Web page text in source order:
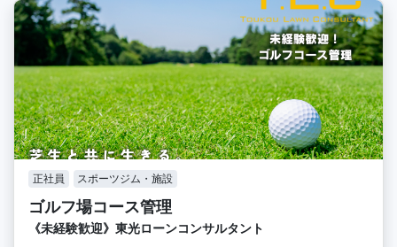
正社員 スポーツジム・施設
ゴルフ場コース管理
《未経験歓迎》東光ローンコンサルタント